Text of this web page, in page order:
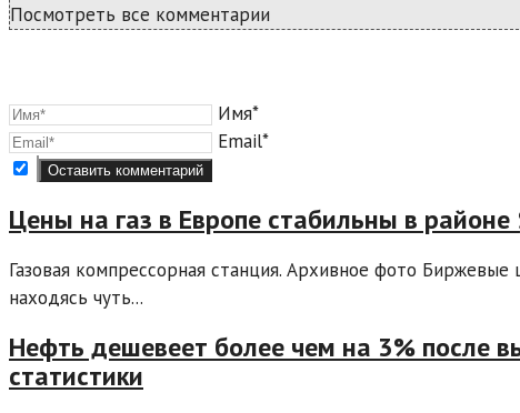
Посмотреть все комментарии
Имя*
Email*
Цены на газ в Европе стабильны в
Газовая компрессорная станция. Архивное фото
находясь чуть...
Нефть дешевеет более чем на 3% после
статистики